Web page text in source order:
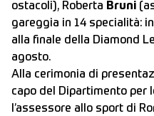
ostacoli), Roberta Bruni
gareggia in 14 specialità:
alla finale della Diamond
agosto.
Alla cerimonia di
capo del Dipartimento per
l’assessore allo sport di